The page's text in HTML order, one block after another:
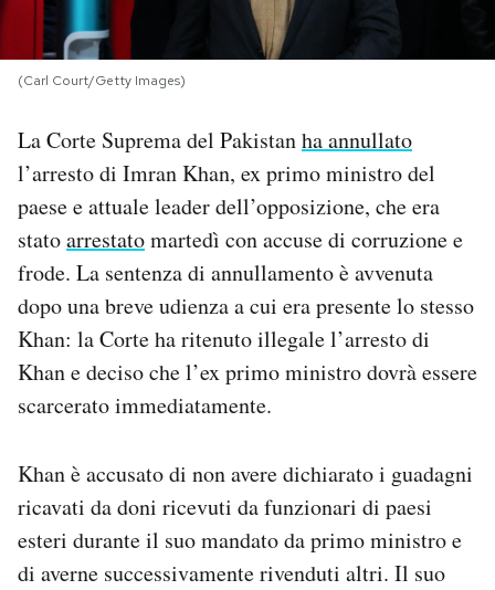
SHOP
AREA PERSONALE
Area Personale
Newsletter
Notifiche mobile
Regala il Post
Hai bisogno di aiuto?
(Carl Court/Getty Images)
La Corte Suprema del Pakistanha annullato
l’arresto di Imran Khan, ex primo ministro del
paese e attuale leader dell’opposizione, che era
statoarrestatomartedì con accuse di corruzione e
frode. La sentenza di annullamento è avvenuta
dopo una breve udienza a cui era presente lo stesso
Khan: la Corte ha ritenuto illegale l’arresto di
Khan e deciso che l’ex primo ministro dovrà essere
scarcerato immediatamente.
Khan è accusato di non avere dichiarato i guadagni
ricavati da doni ricevuti da funzionari di paesi
esteri durante il suo mandato da primo ministro e
di averne successivamente rivenduti altri. Il suo